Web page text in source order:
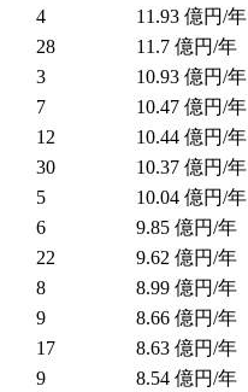
4 11.93 億円/年
28 11.7 億円/年
3 10.93 億円/年
7 10.47 億円/年
12 10.44 億円/年
30 10.37 億円/年
5 10.04 億円/年
6 9.85 億円/年
22 9.62 億円/年
8 8.99 億円/年
9 8.66 億円/年
17 8.63 億円/年
9 8.54 億円/年